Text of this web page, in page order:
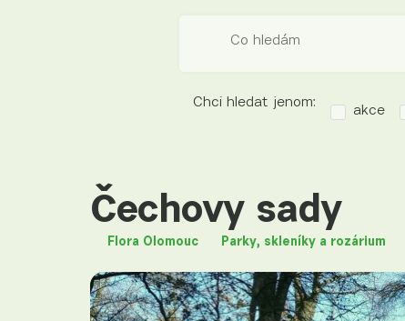
Co hledám
Chci hledat jenom:
akce
Čechovy sady
Flora Olomouc Parky, skleníky a rozárium